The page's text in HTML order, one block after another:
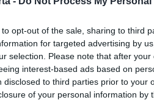
to opt-out of the sale, sharing to third
for targeted advertising by
selection. Please note that after
interest-based ads based on
disclosed to third parties prior to your
of your personal information by